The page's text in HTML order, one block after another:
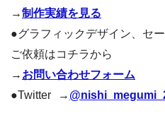
→制作実績を見る
●グラフィックデザイン、セ
ご依頼はコチラから
→ お問い合わせフォーム
●Twitter →